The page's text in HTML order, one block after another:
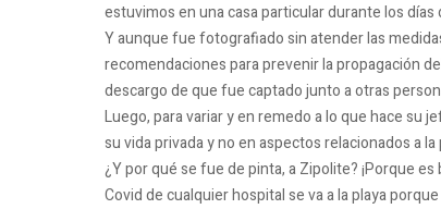
estuvimos en una casa particular durante los días
Y aunque fue fotografiado sin atender las
recomendaciones para prevenir la propagación
descargo de que fue captado junto a otras
Luego, para variar y en remedo a lo que hace su
su vida privada y no en aspectos relacionados a la
¿Y por qué se fue de pinta, a Zipolite?¡Porque
Covid de cualquier hospital se va a la playa